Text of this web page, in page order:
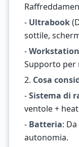
- Ultrabook
sottile,
-Workstation
Supporto per
2. Cosa
-Sistema di
ventole +
- Batteria:
autonomia.